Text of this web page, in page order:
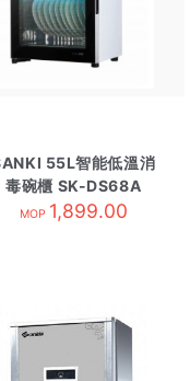
55L智能低溫消
毒碗櫃 SK-DS68A
MOP 1,899.00